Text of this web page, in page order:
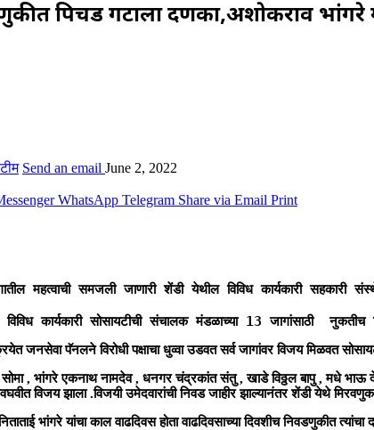
पिचड गटाला दणका,अशोकराव
Send an email June 2, 2022
WhatsApp Telegram Share via Email Print
महत्वाची समजली जाणारी शेंडी येथील विविध कार्यकारी
कार्यकारी सोसायटीची संचालक मंडळाच्या 13 जागांसाठी
जनसेवा पॅनलने विरोधी पक्षाचा धुव्वा उडवत सर्व जागांवर विजय मिळवत
, भांगरे एकनाथ नामदेव , धनगर चंद्रकांत संतु , खाडे विठ्ठल बापु , मधे
विजय झाला .विजयी उमेदवारांची निवड जाहीर झाल्यानंतर शेंडी येथे
भांगरे यांचा काल वाढदिवस होता वाढदिवसाच्या दिवशीच निवडणुकीत